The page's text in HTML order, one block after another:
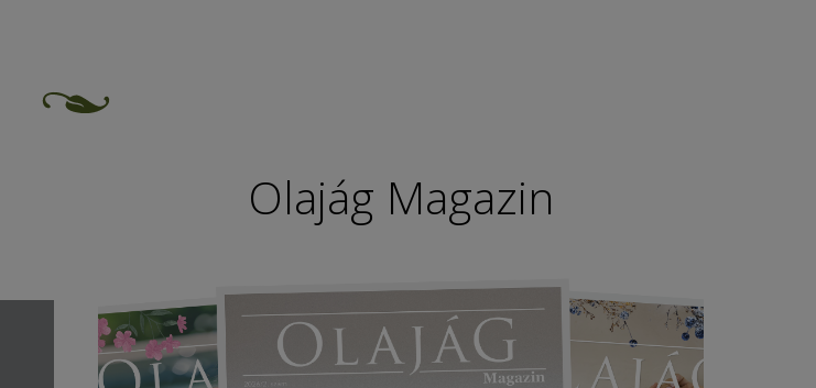
Olajág Magazin